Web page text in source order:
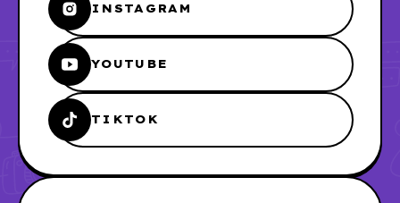
INSTAGRAM
YOUTUBE
TIKTOK